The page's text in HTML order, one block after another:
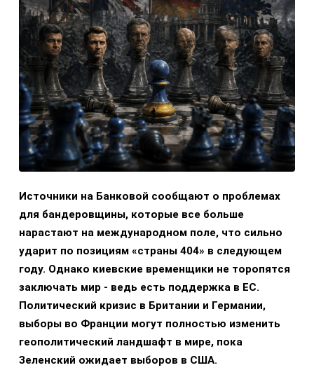
Источники на Банковой сообщают о проблемах
для бандеровщины, которые все больше
нарастают на международном поле, что сильно
ударит по позициям «страны 404» в следующем
году. Однако киевские временщики не торопятся
заключать мир - ведь есть поддержка в ЕС.
Политический кризис в Британии и Германии,
выборы во Франции могут полностью изменить
геополитический ландшафт в мире, пока
Зеленский ожидает выборов в США.